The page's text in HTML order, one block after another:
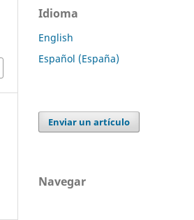
Idioma
English
Español (España)
Enviar un artículo
Navegar